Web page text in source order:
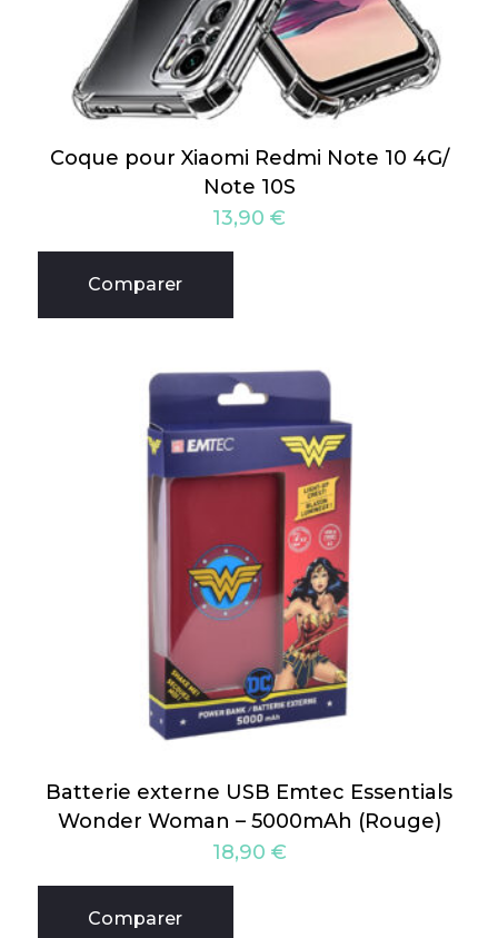
Coque pour Xiaomi Redmi Note 10 4G/
Note 10S
13,90 €
Comparer
Batterie externe USB Emtec Essentials
Wonder Woman – 5000mAh (Rouge)
18,90 €
Comparer